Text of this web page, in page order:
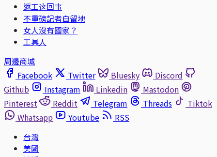
返工这回事
不重磅記者自留地
女人沒有國家？
工具人
周邊商城
Facebook
Twitter Bluesky
Discord
Github
Instagram Linkedin
Mastodon
Pinterest
Reddit Telegram Threads
Tiktok
Whatsapp
Youtube
RSS
台灣
美國